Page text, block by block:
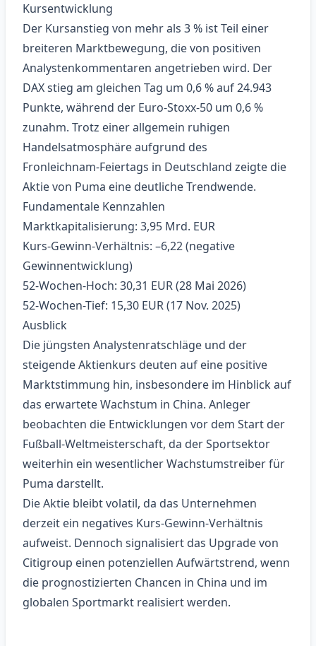
Kursentwicklung
Der Kursanstieg von mehr als 3 % ist Teil einer
breiteren Marktbewegung, die von positiven
Analystenkommentaren angetrieben wird. Der
DAX stieg am gleichen Tag um 0,6 % auf 24.943
Punkte, während der Euro‑Stoxx‑50 um 0,6 %
zunahm. Trotz einer allgemein ruhigen
Handelsatmosphäre aufgrund des
Fronleichnam‑Feiertags in Deutschland zeigte die
Aktie von Puma eine deutliche Trendwende.
Fundamentale Kennzahlen
Marktkapitalisierung: 3,95 Mrd. EUR
Kurs‑Gewinn‑Verhältnis: –6,22 (negative
Gewinnentwicklung)
52‑Wochen-Hoch: 30,31 EUR (28 Mai 2026)
52‑Wochen-Tief: 15,30 EUR (17 Nov. 2025)
Ausblick
Die jüngsten Analystenratschläge und der
steigende Aktienkurs deuten auf eine positive
Marktstimmung hin, insbesondere im Hinblick auf
das erwartete Wachstum in China. Anleger
beobachten die Entwicklungen vor dem Start der
Fußball‑Weltmeisterschaft, da der Sportsektor
weiterhin ein wesentlicher Wachstumstreiber für
Puma darstellt.
Die Aktie bleibt volatil, da das Unternehmen
derzeit ein negatives Kurs‑Gewinn‑Verhältnis
aufweist. Dennoch signalisiert das Upgrade von
Citigroup einen potenziellen Aufwärtstrend, wenn
die prognostizierten Chancen in China und im
globalen Sportmarkt realisiert werden.